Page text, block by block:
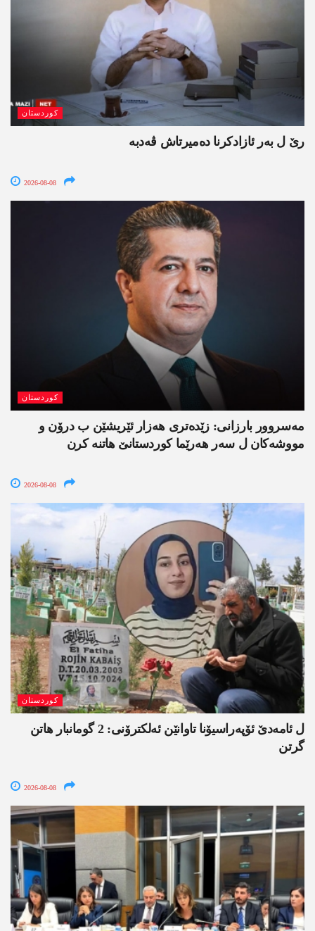
کوردستان
رێ ل بەر ئازادکرنا دەمیرتاش ڤەدبە
2026-08-08
کوردستان
مەسروور بارزانی: زێدەتری ھەزار ئێریشێن ب درۆن و
مووشەکان ل سەر ھەرێما کوردستانێ ھاتنە کرن
2026-08-08
کوردستان
ل ئامەدێ ئۆپەراسیۆنا تاوانێن ئەلکترۆنی: 2 گومانبار ھاتن
گرتن
2026-08-08